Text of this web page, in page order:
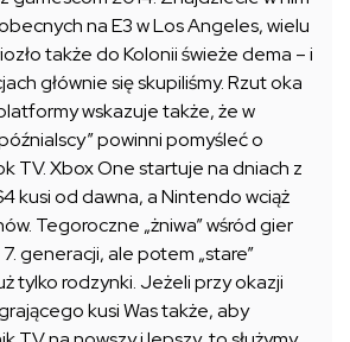
na E3 w Los Angeles, wielu
także do Kolonii świeże dema – i
głównie się skupiliśmy. Rzut oka
wskazuje także, że w
powinni pomyśleć o
TV. Xbox One startuje na dniach z
kusi od dawna, a Nintendo wciąż
Tegoroczne „żniwa” wśród gier
generacji, ale potem „stare”
tylko rodzynki. Jeżeli przy okazji
kusi Was także, aby